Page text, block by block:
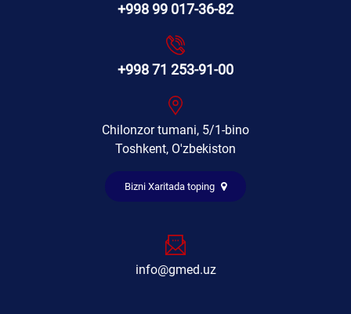
+998 99 017-36-82
+998 71 253-91-00
Chilonzor tumani, 5/1-bino
Toshkent, O'zbekiston
Bizni Xaritada toping
info@gmed.uz